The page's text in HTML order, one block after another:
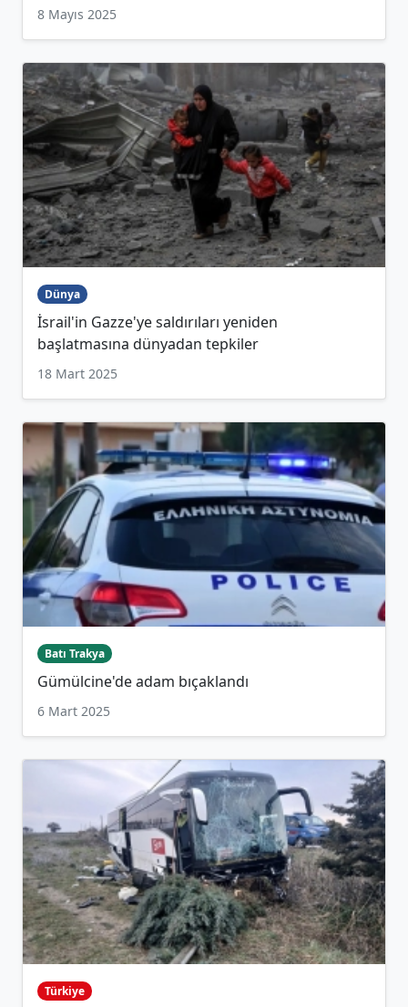
8 Mayıs 2025
Dünya
İsrail'in Gazze'ye saldırıları yeniden
başlatmasına dünyadan tepkiler
18 Mart 2025
Batı Trakya
Gümülcine'de adam bıçaklandı
6 Mart 2025
Türkiye